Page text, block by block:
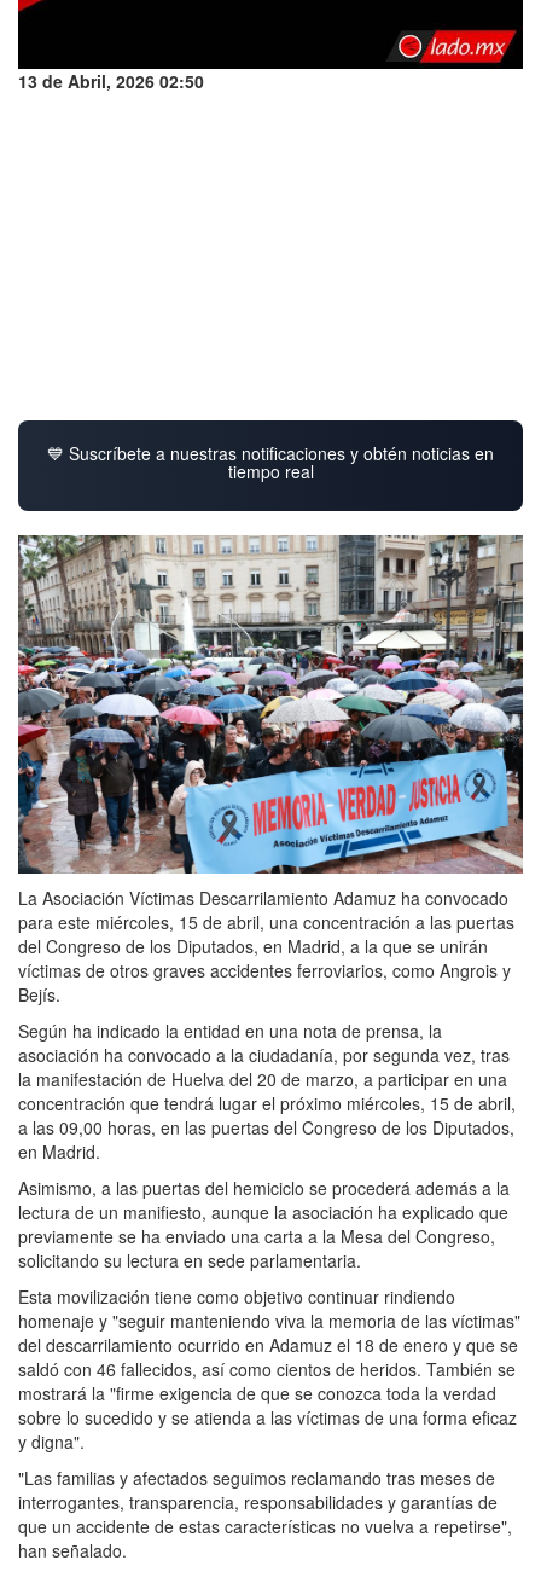
13 de Abril, 2026 02:50
💙 Suscríbete a nuestras notificaciones y obtén noticias en
tiempo real
La Asociación Víctimas Descarrilamiento Adamuz ha convocado
para este miércoles, 15 de abril, una concentración a las puertas
del Congreso de los Diputados, en Madrid, a la que se unirán
víctimas de otros graves accidentes ferroviarios, como Angrois y
Bejís.
Según ha indicado la entidad en una nota de prensa, la
asociación ha convocado a la ciudadanía, por segunda vez, tras
la manifestación de Huelva del 20 de marzo, a participar en una
concentración que tendrá lugar el próximo miércoles, 15 de abril,
a las 09,00 horas, en las puertas del Congreso de los Diputados,
en Madrid.
Asimismo, a las puertas del hemiciclo se procederá además a la
lectura de un manifiesto, aunque la asociación ha explicado que
previamente se ha enviado una carta a la Mesa del Congreso,
solicitando su lectura en sede parlamentaria.
Esta movilización tiene como objetivo continuar rindiendo
homenaje y "seguir manteniendo viva la memoria de las víctimas"
del descarrilamiento ocurrido en Adamuz el 18 de enero y que se
saldó con 46 fallecidos, así como cientos de heridos. También se
mostrará la "firme exigencia de que se conozca toda la verdad
sobre lo sucedido y se atienda a las víctimas de una forma eficaz
y digna".
"Las familias y afectados seguimos reclamando tras meses de
interrogantes, transparencia, responsabilidades y garantías de
que un accidente de estas características no vuelva a repetirse",
han señalado.